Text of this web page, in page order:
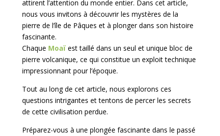
attirent l’attention du monde entier. Dans cet article,
nous vous invitons à découvrir les mystères de la
pierre de l’île de Pâques et à plonger dans son histoire
fascinante.
Chaque Moaïest taillé dans un seul et unique bloc de
pierre volcanique, ce qui constitue un exploit technique
impressionnant pour l’époque.
Tout au long de cet article, nous explorons ces
questions intrigantes et tentons de percer les secrets
de cette civilisation perdue.
Préparez-vous à une plongée fascinante dans le passé